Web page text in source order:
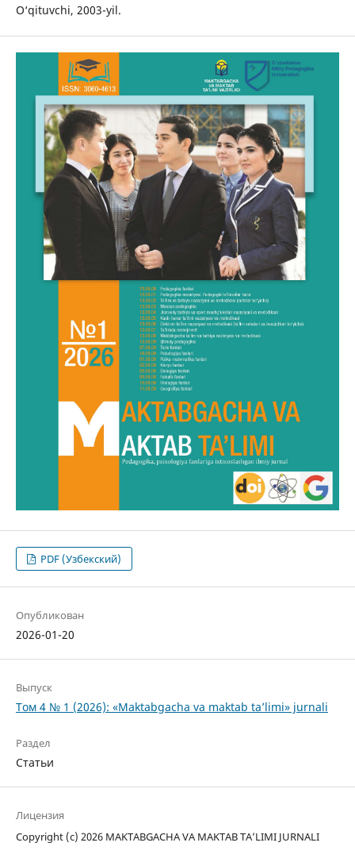
O‘qituvchi, 2003-yil.
PDF (Узбекский)
Опубликован
2026-01-20
Выпуск
Том 4 № 1 (2026): «Maktabgacha va maktab ta’limi» jurnali
Раздел
Статьи
Лицензия
Copyright (c) 2026 MAKTABGACHA VA MAKTAB TA’LIMI JURNALI